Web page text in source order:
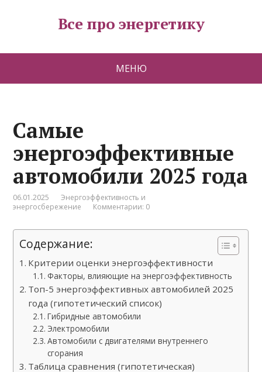
Все про энергетику
МЕНЮ
Самые
энергоэффективные
автомобили 2025 года
06.01.2025
Энергоэффективность и
энергосбережение
Комментарии: 0
Содержание:
Критерии оценки энергоэффективности
Факторы, влияющие на энергоэффективность
Топ-5 энергоэффективных автомобилей 2025
года (гипотетический список)
Гибридные автомобили
Электромобили
Автомобили с двигателями внутреннего
сгорания
Таблица сравнения (гипотетическая)